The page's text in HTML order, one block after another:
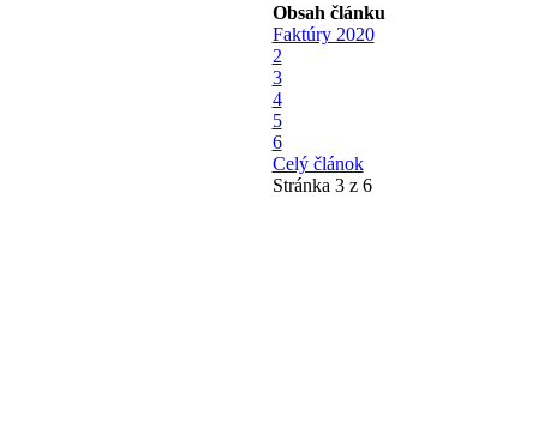
Obsah článku
Faktúry 2020
2
3
4
5
6
Celý článok
Stránka 3 z 6